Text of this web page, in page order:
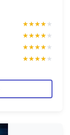
★★★★★
★★★★★
★★★★★
★★★★★
★★★★★
★★★★★
★★★★★
★★★★★